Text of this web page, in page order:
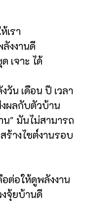
เรา
งงานดี
เจาะ ได้
วัน เดือน ปี เวลา
งผลกับตัวบ้าน
น" มันไม่สามารถ
ร้างไซต์งานรอบ
ต่อให้ดูพลังงาน
จุ้ยบ้านดี